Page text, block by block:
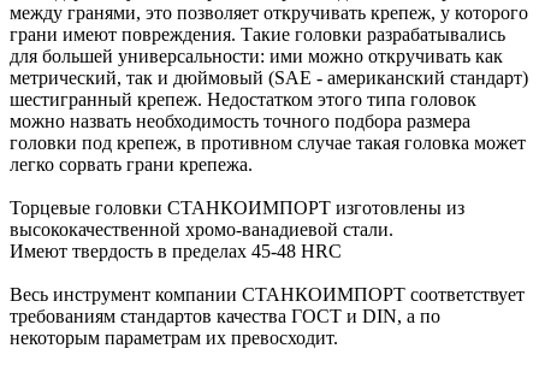
между гранями, это позволяет откручивать крепеж, у которого
грани имеют повреждения. Такие головки разрабатывались
для большей универсальности: ими можно откручивать как
метрический, так и дюймовый (SAE - американский стандарт)
шестигранный крепеж. Недостатком этого типа головок
можно назвать необходимость точного подбора размера
головки под крепеж, в противном случае такая головка может
легко сорвать грани крепежа.
Торцевые головки СТАНКОИМПОРТ изготовлены из
высококачественной хромо-ванадиевой стали.
Имеют твердость в пределах 45-48 HRC
Весь инструмент компании СТАНКОИМПОРТ соответствует
требованиям стандартов качества ГОСТ и DIN, а по
некоторым параметрам их превосходит.